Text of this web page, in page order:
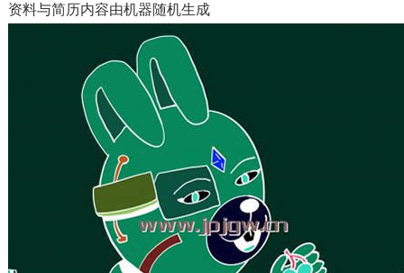
资料与简历内容由机器随机生成